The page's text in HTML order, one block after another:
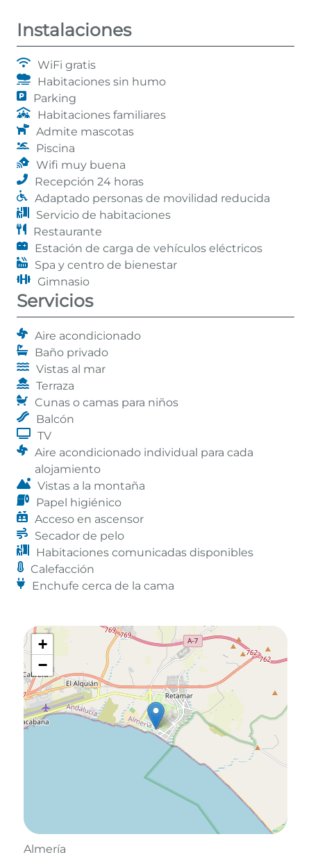
Instalaciones
WiFi gratis
Habitaciones sin humo
Parking
Habitaciones familiares
Admite mascotas
Piscina
Wifi muy buena
Recepción 24 horas
Adaptado personas de movilidad reducida
Servicio de habitaciones
Restaurante
Estación de carga de vehículos eléctricos
Spa y centro de bienestar
Gimnasio
Servicios
Aire acondicionado
Baño privado
Vistas al mar
Terraza
Cunas o camas para niños
Balcón
TV
Aire acondicionado individual para cada
alojamiento
Vistas a la montaña
Papel higiénico
Acceso en ascensor
Secador de pelo
Habitaciones comunicadas disponibles
Calefacción
Enchufe cerca de la cama
+
−
Almería